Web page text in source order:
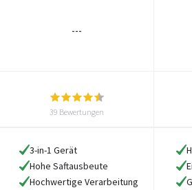
---
39 Bewertungen
3-in-1 Gerät
Hohe Saftausbeute
Hochwertige Verarbeitung